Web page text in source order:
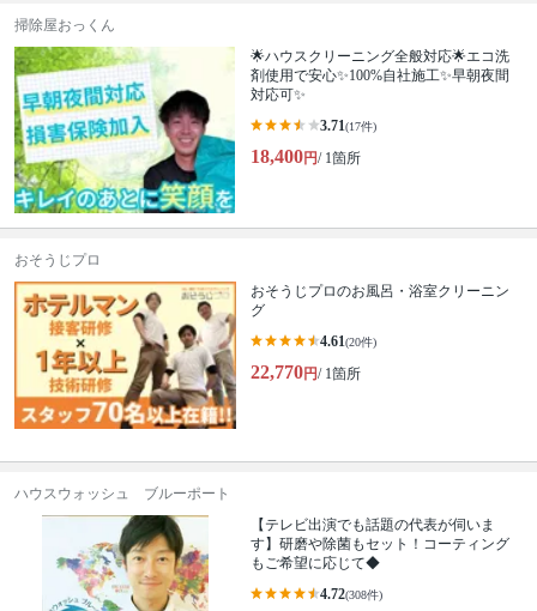
掃除屋おっくん
🌟ハウスクリーニング全般対応🌟エコ洗
剤使用で安心✨100%自社施工✨早朝夜間
対応可✨
3.71(17件)
18,400円/ 1箇所
おそうじプロ
おそうじプロのお風呂・浴室クリーニン
グ
4.61(20件)
22,770円/ 1箇所
ハウスウォッシュ ブルーポート
【テレビ出演でも話題の代表が伺いま
す】研磨や除菌もセット！コーティング
もご希望に応じて◆
4.72(308件)